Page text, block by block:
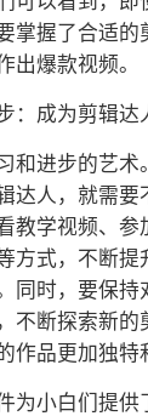
掌握了合适的
出爆款视频。
：成为剪辑达
和进步的艺术
达人，就需要
教学视频、参
方式，不断提
同时，要保持
不断探索新的
作品更加独特
为小白们提供